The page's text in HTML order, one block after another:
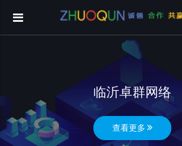
临沂卓群网络
查看更多